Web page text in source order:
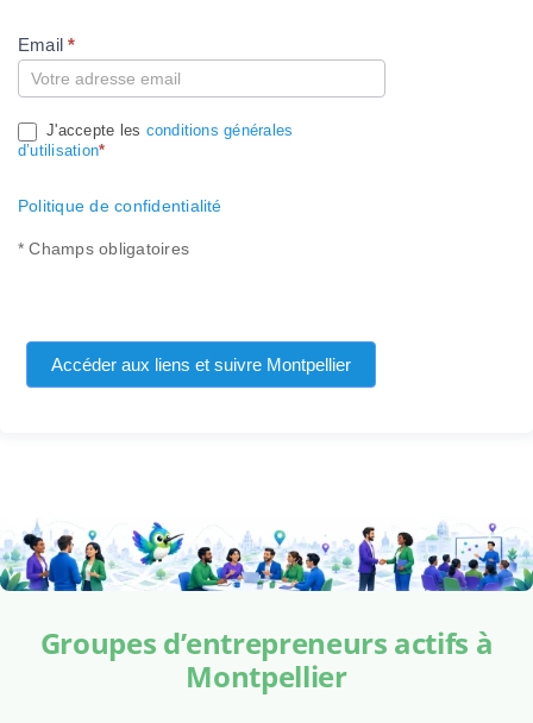
Compte
Email*
J'accepte les conditions générales
d’utilisation*
Politique de confidentialité
* Champs obligatoires
Accéder aux liens et suivre Montpellier
Groupes d’entrepreneurs actifs à
Montpellier